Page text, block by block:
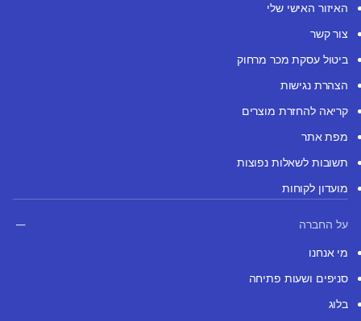
האיזור האישי שלי
צור קשר
ביטול עסקת מכר מרחוק
הצהרת נגישות
קריאה להחזרת מוצרים
מפת אתר
תשובות לשאלות נפוצות
מועדון לקוחות
על החברה
מי אנחנו
סניפים ושעות פתיחה
בלוג